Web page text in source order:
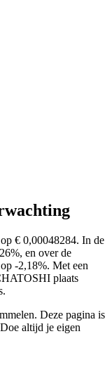
€ 0,00048284. In de
en over de
-2,18%. Met een
plaats
Deze pagina is
altijd je eigen